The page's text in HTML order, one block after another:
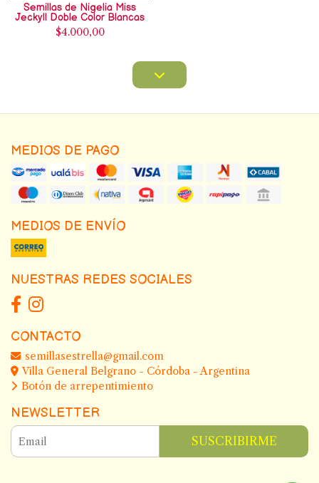
Semillas de Nigelia Miss
Jeckyll Doble Color Blancas
$4.000,00
MEDIOS DE PAGO
MEDIOS DE ENVÍO
NUESTRAS REDES SOCIALES
CONTACTO
semillasestrella@gmail.com
Villa General Belgrano - Córdoba - Argentina
Botón de arrepentimiento
NEWSLETTER
SUSCRIBIRME